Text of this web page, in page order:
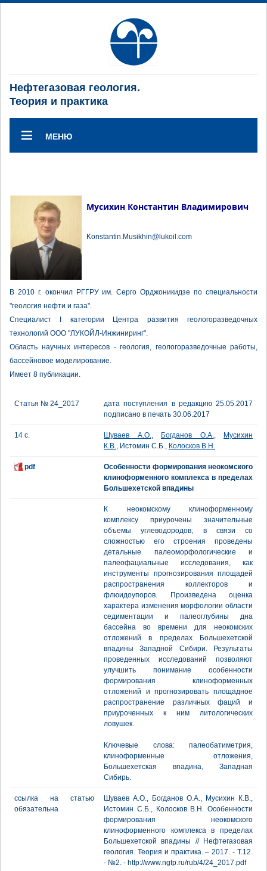
Нефтегазовая геология.
Теория и практика
МЕНЮ
Мусихин Константин Владимирович
Konstantin.Musikhin@lukoil.com
В 2010 г. окончил РГГРУ им. Серго Орджоникидзе по специальности
"геология нефти и газа".
Специалист I категории Центра развития геологоразведочных
технологий ООО "ЛУКОЙЛ-Инжиниринг".
Область научных интересов - геология, геологоразведочные работы,
бассейновое моделирование.
Имеет 8 публикации.
Статья № 24_2017
дата поступления в редакцию 25.05.2017
подписано в печать 30.06.2017
14 с. Шуваев А.О., Богданов О.А.,
Мусихин
К.В., Истомин С.Б., Колосков В.Н.
pdf
Особенности формирования неокомского
клиноформенного комплекса в пределах
Большехетской впадины
К неокомскому клиноформенному
комплексу приурочены значительные
объемы углеводородов, в связи со
сложностью его строения проведены
детальные палеоморфологические и
палеофациальные исследования, как
инструменты прогнозирования площадей
распространения коллекторов и
флюидоупоров. Произведена оценка
характера изменения морфологии области
седиментации и палеоглубины дна
бассейна во времени для неокомских
отложений в пределах Большехетской
впадины Западной Сибири. Результаты
проведенных исследований позволяют
улучшить понимание особенности
формирования клиноформенных
отложений и прогнозировать площадное
распространение различных фаций и
приуроченных к ним литологических
ловушек.
Ключевые слова: палеобатиметрия,
клиноформенные отложения,
Большехетская впадина, Западная
Сибирь.
ссылка на статью
обязательна
Шуваев А.О., Богданов О.А., Мусихин К.В.,
Истомин С.Б., Колосков В.Н. Особенности
формирования неокомского
клиноформенного комплекса в пределах
Большехетской впадины // Нефтегазовая
геология. Теория и практика. – 2017. - Т.12.
- №2. - http://www.ngtp.ru/rub/4/24_2017.pdf